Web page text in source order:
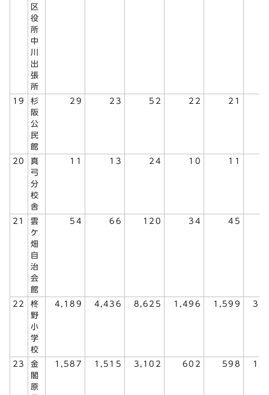
区
役
所
中
川
出
張
所
19
杉
阪
公
民
館
29 23 52 22 21
20
真
弓
分
校
舎
11 13 24 10 11
21
雲
ケ
畑
自
治
会
館
54 66 120 34 45
22
柊
野
小
学
校
4,189 4,436 8,625 1,496 1,599
23
金
閣
原
1,587 1,515 3,102 602 598